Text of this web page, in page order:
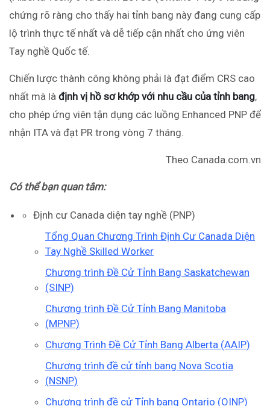
chứng rõ ràng cho thấy hai tỉnh bang này đang cung cấp
lộ trình thực tế nhất và dễ tiếp cận nhất cho ứng viên
Tay nghề Quốc tế.
Chiến lược thành công không phải là đạt điểm CRS cao
nhất mà là định vị hồ sơ khớp với nhu cầu của tỉnh bang,
cho phép ứng viên tận dụng các luồng Enhanced PNP để
nhận ITA và đạt PR trong vòng 7 tháng.
Theo Canada.com.vn
Có thể bạn quan tâm:
Định cư Canada diện tay nghề (PNP)
Tổng Quan Chương Trình Định Cư Canada Diện
Tay Nghề Skilled Worker
Chương trình Đề Cử Tỉnh Bang Saskatchewan
(SINP)
Chương trình Đề Cử Tỉnh Bang Manitoba
(MPNP)
Chương Trình Đề Cử Tỉnh Bang Alberta (AAIP)
Chương trình đề cử tỉnh bang Nova Scotia
(NSNP)
Chương trình đề cử Tỉnh bang Ontario (OINP)